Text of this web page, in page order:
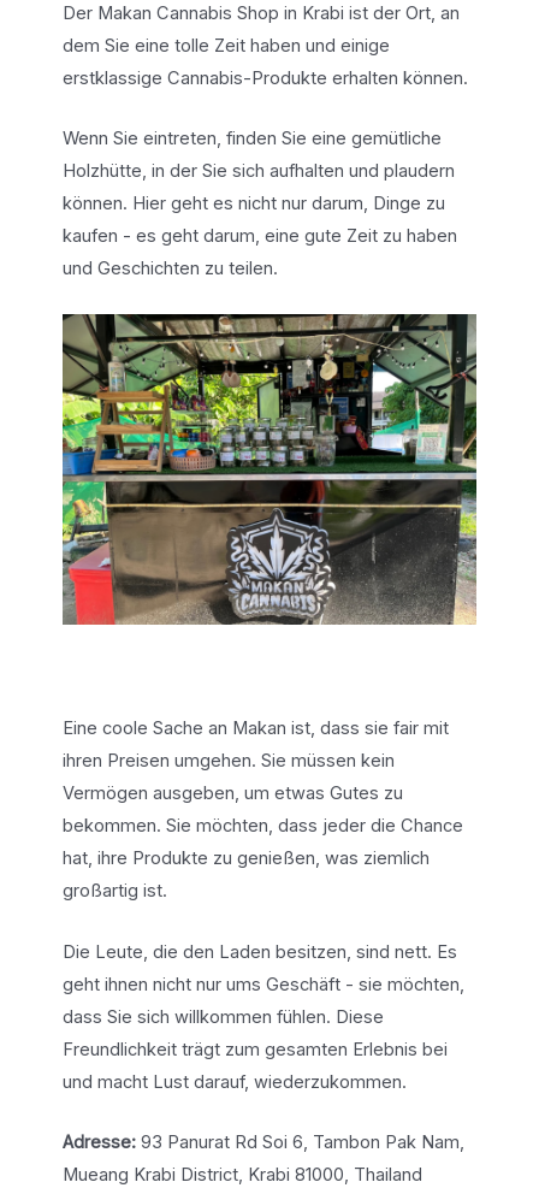
Der Makan Cannabis Shop in Krabi ist der Ort, an
dem Sie eine tolle Zeit haben und einige
erstklassige Cannabis-Produkte erhalten können.
Wenn Sie eintreten, finden Sie eine gemütliche
Holzhütte, in der Sie sich aufhalten und plaudern
können. Hier geht es nicht nur darum, Dinge zu
kaufen - es geht darum, eine gute Zeit zu haben
und Geschichten zu teilen.
Eine coole Sache an Makan ist, dass sie fair mit
ihren Preisen umgehen. Sie müssen kein
Vermögen ausgeben, um etwas Gutes zu
bekommen. Sie möchten, dass jeder die Chance
hat, ihre Produkte zu genießen, was ziemlich
großartig ist.
Die Leute, die den Laden besitzen, sind nett. Es
geht ihnen nicht nur ums Geschäft - sie möchten,
dass Sie sich willkommen fühlen. Diese
Freundlichkeit trägt zum gesamten Erlebnis bei
und macht Lust darauf, wiederzukommen.
Adresse:93 Panurat Rd Soi 6, Tambon Pak Nam,
Mueang Krabi District, Krabi 81000, Thailand